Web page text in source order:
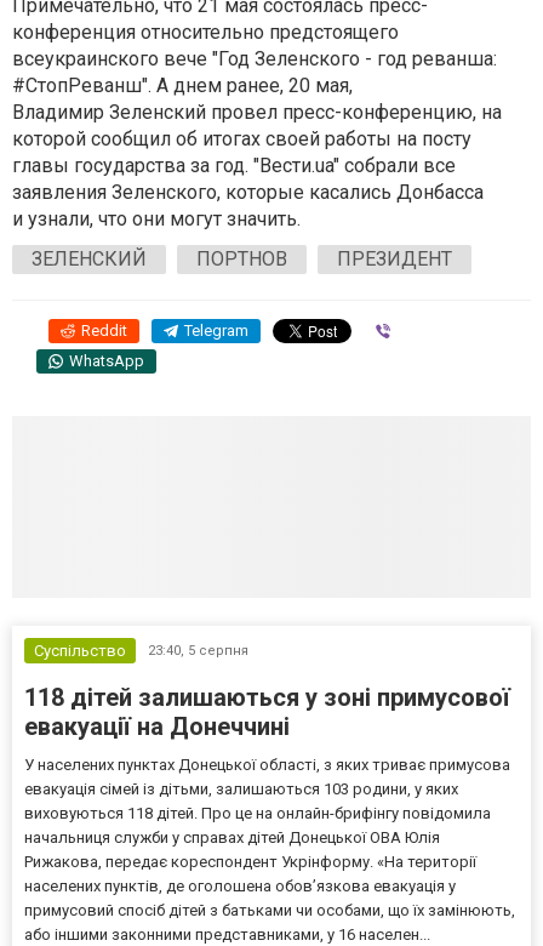
Примечательно, что 21 мая состоялась пресс-
конференция относительно предстоящего
всеукраинского вече "Год Зеленского - год реванша:
#СтопРеванш". А днем ранее, 20 мая,
Владимир Зеленский провел пресс-конференцию, на
которой сообщил об итогах своей работы на посту
главы государства за год. "Вести.ua" собрали все
заявления Зеленского, которые касались Донбасса
и узнали, что они могут значить.
ЗЕЛЕНСКИЙ
ПОРТНОВ ПРЕЗИДЕНТ
Reddit Telegram
WhatsApp
Суспільство 23:40, 5 серпня
118 дітей залишаються у зоні примусової
евакуації на Донеччині
У населених пунктах Донецької області, з яких триває примусова
евакуація сімей із дітьми, залишаються 103 родини, у яких
виховуються 118 дітей. Про це на онлайн-брифінгу повідомила
начальниця служби у справах дітей Донецької ОВА Юлія
Рижакова, передає кореспондент Укрінформу. «На території
населених пунктів, де оголошена обов’язкова евакуація у
примусовий спосіб дітей з батьками чи особами, що їх замінюють,
або іншими законними представниками, у 16 населен...